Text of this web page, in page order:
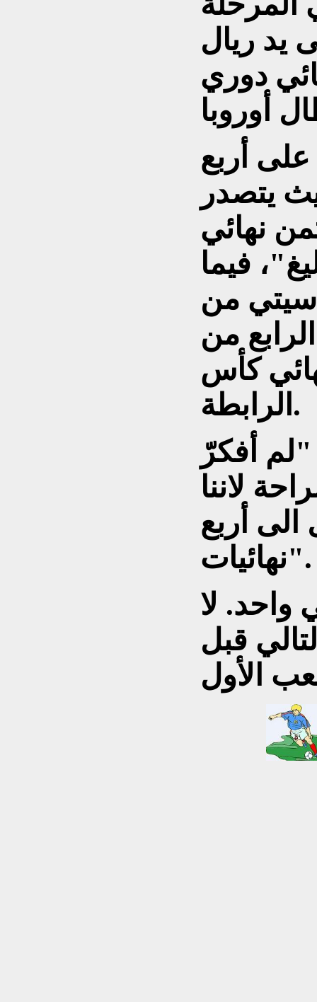
يد ريال
دوري
أربع
يتصدر
نهائي
فيما
سيتي من
من
كأس
الرابطة.
أفكرّ
لاننا
أربع
نهائيات".
واحد. لا
قبل